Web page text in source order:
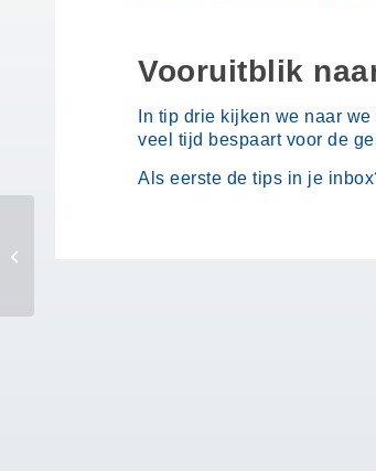
Vooruitblik
In tip drie kijken we naar
veel tijd bespaart voor de
Als eerste de tips in je